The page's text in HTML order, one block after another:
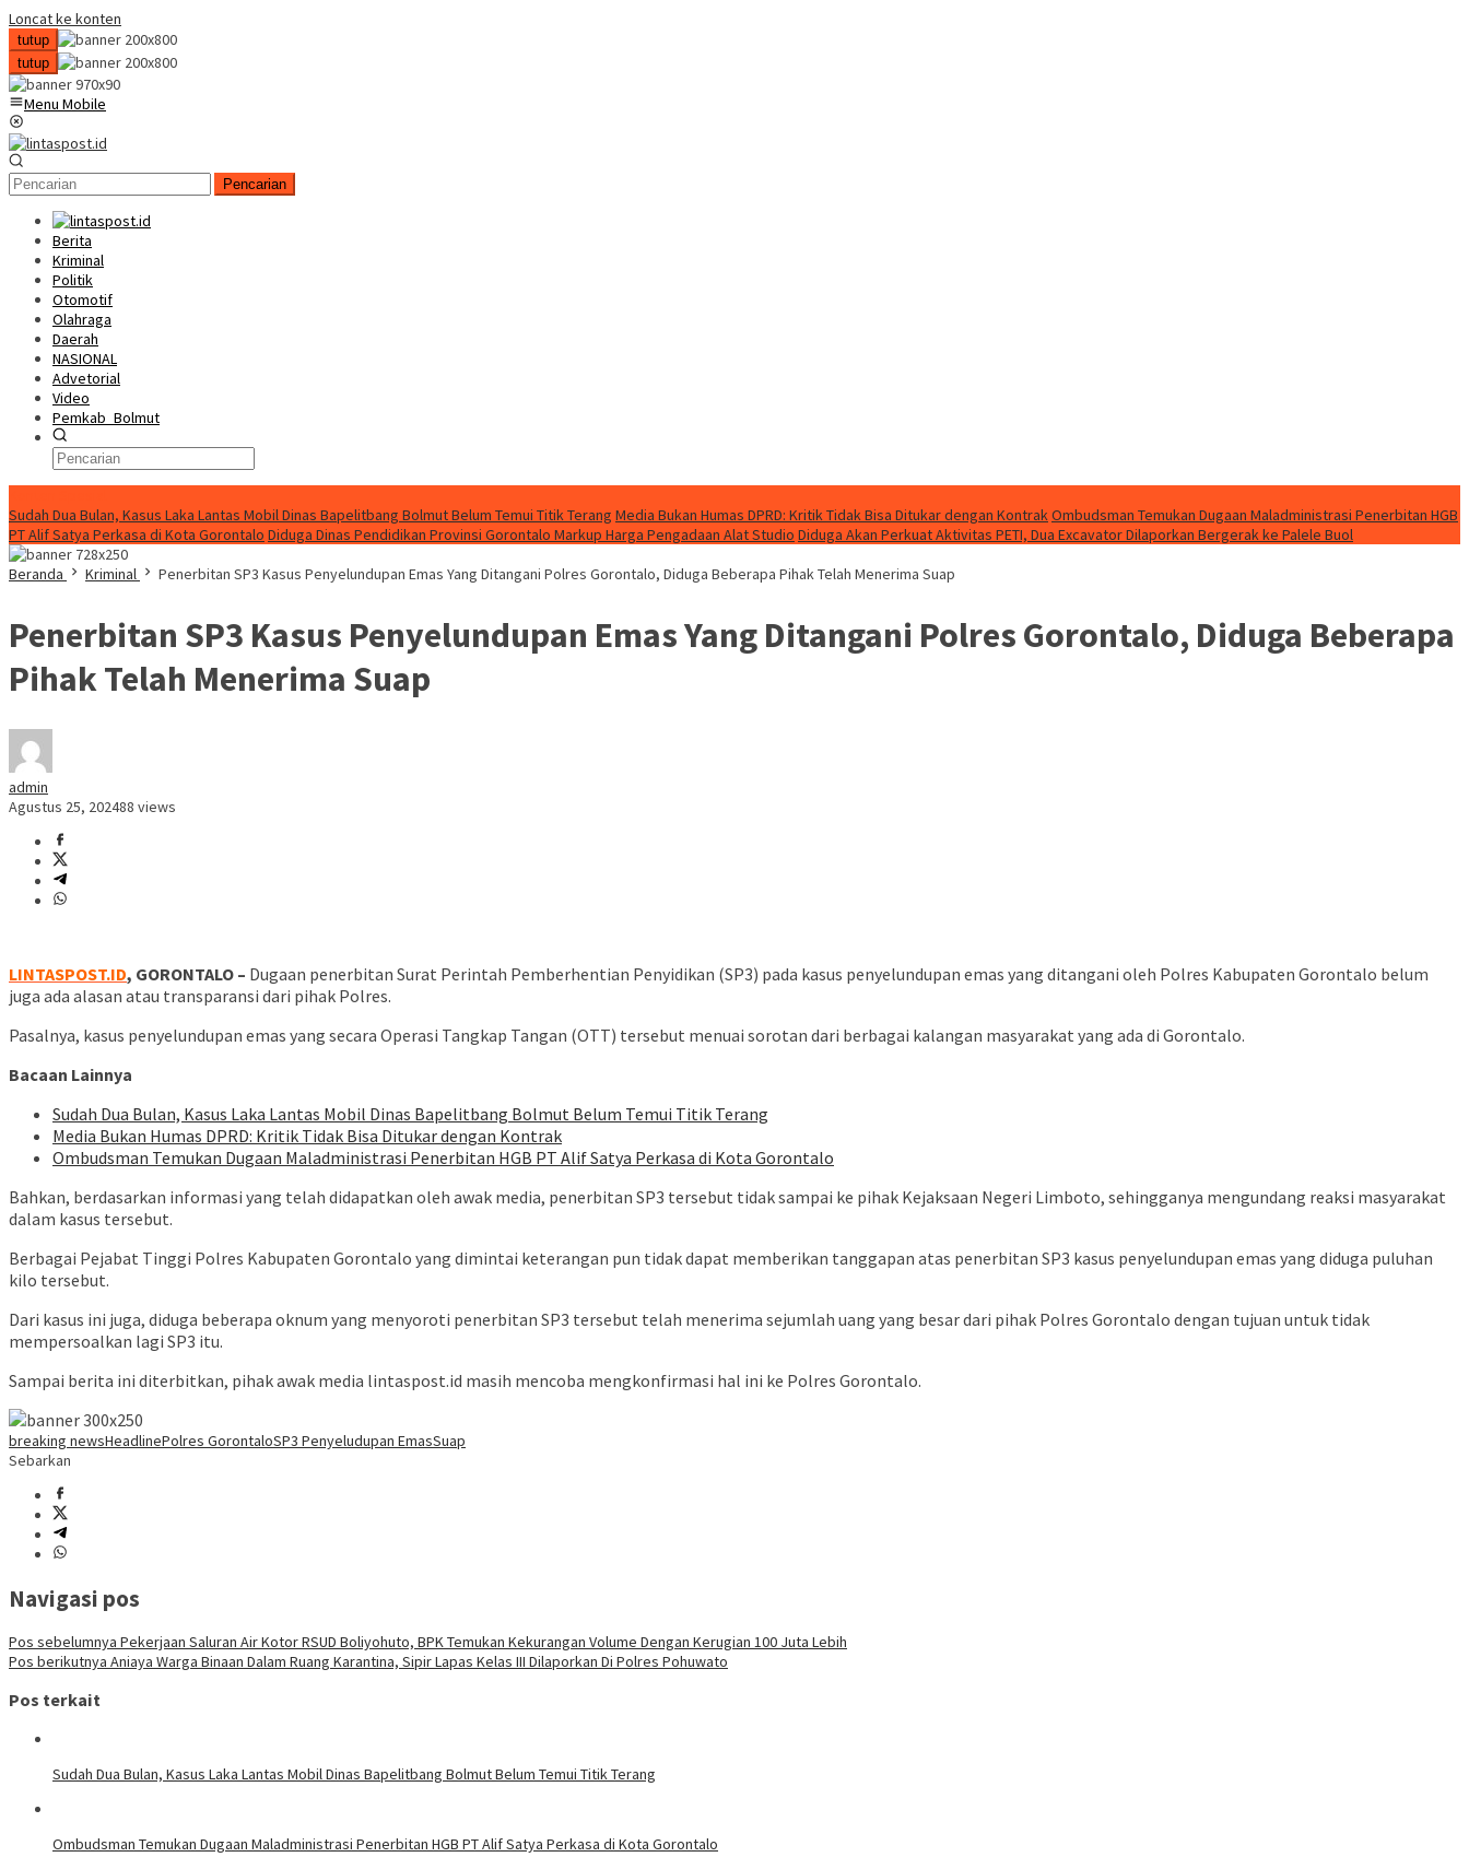
Loncat ke konten
tutup
tutup
Menu Mobile
Pencarian
Berita
Kriminal
Politik
Otomotif
Olahraga
Daerah
NASIONAL
Advetorial
Video
Pemkab_Bolmut
Sudah Dua Bulan, Kasus Laka Lantas Mobil Dinas Bapelitbang Bolmut Belum Temui Titik Terang Media Bukan Humas DPRD: Kritik Tidak Bisa Ditukar dengan KontrakOmbudsman Temukan Dugaan Maladministrasi Penerbitan HGB
PT Alif Satya Perkasa di Kota Gorontalo Diduga Dinas Pendidikan Provinsi Gorontalo Markup Harga Pengadaan Alat Studio Diduga Akan Perkuat Aktivitas PETI, Dua Excavator Dilaporkan Bergerak ke Palele Buol
Beranda
Kriminal Penerbitan SP3 Kasus Penyelundupan Emas Yang Ditangani Polres Gorontalo, Diduga Beberapa Pihak Telah Menerima Suap
Penerbitan SP3 Kasus Penyelundupan Emas Yang Ditangani Polres Gorontalo, Diduga Beberapa
Pihak Telah Menerima Suap
admin
Agustus 25, 202488 views
LINTASPOST.ID, GORONTALO – Dugaan penerbitan Surat Perintah Pemberhentian Penyidikan (SP3) pada kasus penyelundupan emas yang ditangani oleh Polres Kabupaten Gorontalo belum
juga ada alasan atau transparansi dari pihak Polres.
Pasalnya, kasus penyelundupan emas yang secara Operasi Tangkap Tangan (OTT) tersebut menuai sorotan dari berbagai kalangan masyarakat yang ada di Gorontalo.
Bacaan Lainnya
Sudah Dua Bulan, Kasus Laka Lantas Mobil Dinas Bapelitbang Bolmut Belum Temui Titik Terang
Media Bukan Humas DPRD: Kritik Tidak Bisa Ditukar dengan Kontrak
Ombudsman Temukan Dugaan Maladministrasi Penerbitan HGB PT Alif Satya Perkasa di Kota Gorontalo
Bahkan, berdasarkan informasi yang telah didapatkan oleh awak media, penerbitan SP3 tersebut tidak sampai ke pihak Kejaksaan Negeri Limboto, sehingganya mengundang reaksi masyarakat
dalam kasus tersebut.
Berbagai Pejabat Tinggi Polres Kabupaten Gorontalo yang dimintai keterangan pun tidak dapat memberikan tanggapan atas penerbitan SP3 kasus penyelundupan emas yang diduga puluhan
kilo tersebut.
Dari kasus ini juga, diduga beberapa oknum yang menyoroti penerbitan SP3 tersebut telah menerima sejumlah uang yang besar dari pihak Polres Gorontalo dengan tujuan untuk tidak
mempersoalkan lagi SP3 itu.
Sampai berita ini diterbitkan, pihak awak media lintaspost.id masih mencoba mengkonfirmasi hal ini ke Polres Gorontalo.
breaking newsHeadlinePolres GorontaloSP3 Penyeludupan EmasSuap
Sebarkan
Navigasi pos
Pos sebelumnya Pekerjaan Saluran Air Kotor RSUD Boliyohuto, BPK Temukan Kekurangan Volume Dengan Kerugian 100 Juta Lebih
Pos berikutnya Aniaya Warga Binaan Dalam Ruang Karantina, Sipir Lapas Kelas III Dilaporkan Di Polres Pohuwato
Pos terkait
Sudah Dua Bulan, Kasus Laka Lantas Mobil Dinas Bapelitbang Bolmut Belum Temui Titik Terang
Ombudsman Temukan Dugaan Maladministrasi Penerbitan HGB PT Alif Satya Perkasa di Kota Gorontalo